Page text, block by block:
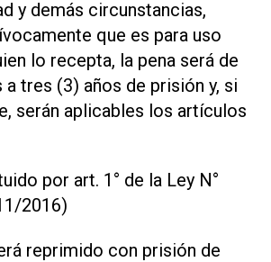
y demás circunstancias,
que es para uso
lo recepta, la pena será de
tres (3) años de prisión y, si
serán aplicables los artículos
por art. 1° de la Ley N°
2016)
reprimido con prisión de